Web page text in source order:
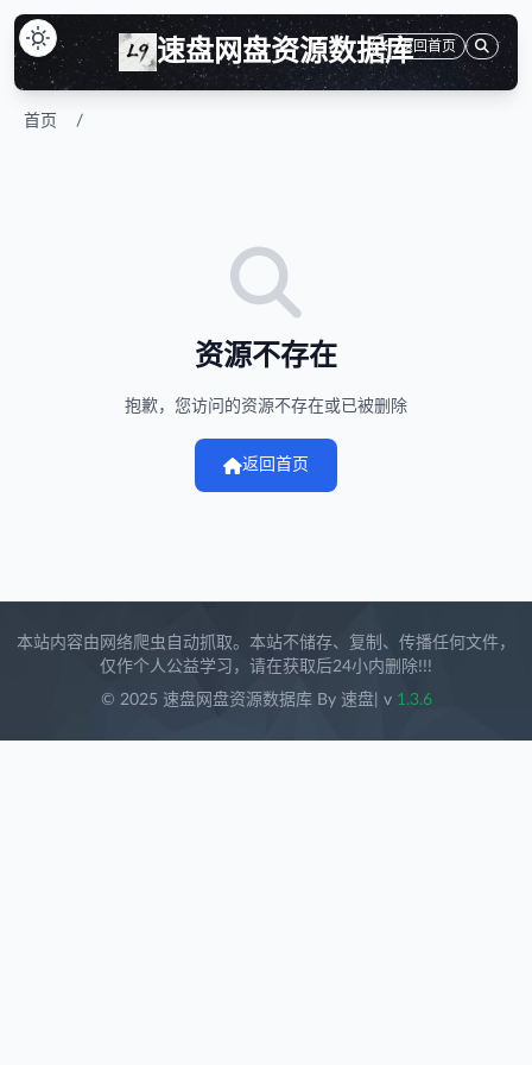
速盘网盘资源数据库返回首页
首页 /
资源不存在
抱歉，您访问的资源不存在或已被删除
返回首页
本站内容由网络爬虫自动抓取。本站不储存、复制、传播任何文件，
仅作个人公益学习，请在获取后24小内删除!!!
© 2025 速盘网盘资源数据库 By 速盘| v 1.3.6